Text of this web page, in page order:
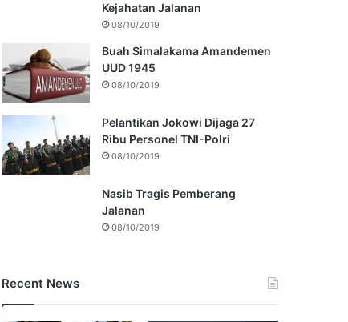
Kejahatan Jalanan
08/10/2019
Buah Simalakama Amandemen
UUD 1945
08/10/2019
Pelantikan Jokowi Dijaga 27
Ribu Personel TNI-Polri
08/10/2019
Nasib Tragis Pemberang
Jalanan
08/10/2019
Recent News